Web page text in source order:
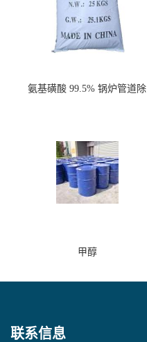
氨基磺酸 99.5% 锅炉管道除
甲醇
联系信息